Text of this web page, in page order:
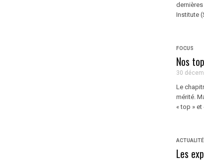
Institute
FOCUS
Nos
30
Le
mérité.
« top »
Les